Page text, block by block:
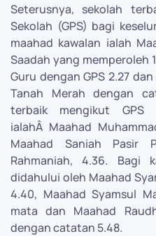
Seterusnya, sekolah
Sekolah (GPS) bagi
maahad kawalan ialah
Saadah yang memperoleh
Guru dengan GPS 2.27
Tanah Merah dengan
terbaik mengikut GPS
ialahÂ Maahad
Maahad Saniah Pasir
Rahmaniah, 4.36. Bagi
didahului oleh Maahad
4.40, Maahad Syamsul
mata dan Maahad
dengan catatan 5.48.